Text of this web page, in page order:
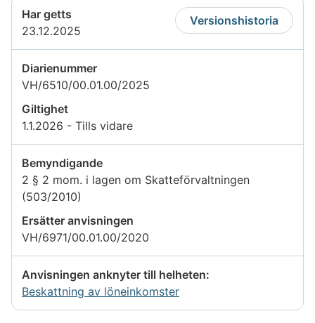
Har getts
23.12.2025
Versionshistoria
Diarienummer
VH/6510/00.01.00/2025
Giltighet
1.1.2026 - Tills vidare
Bemyndigande
2 § 2 mom. i lagen om Skatteförvaltningen
(503/2010)
Ersätter anvisningen
VH/6971/00.01.00/2020
Anvisningen anknyter till helheten:
Beskattning av löneinkomster